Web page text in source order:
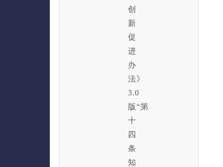
创
新
促
进
办
法》
3.0
版“第
十
四
条
知